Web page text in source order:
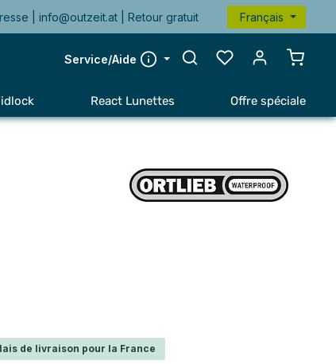
|info@outzeit.at | Retour gratuit Français
Service/Aide
Le
React Lunettes Offre spéciale
de livraison pour la France